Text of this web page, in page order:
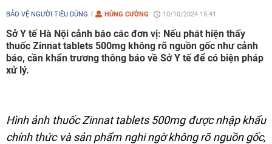
BẢO VỆ NGƯỜI TIÊU DÙNG HÙNG CƯỜNG 10/10/2024 15:41
Sở Y tế Hà Nội cảnh báo các đơn vị: Nếu phát hiện thấy
thuốc Zinnat tablets 500mg không rõ nguồn gốc như cảnh
báo, cần khẩn trương thông báo về Sở Y tế để có biện pháp
xử lý.
Hình ảnh thuốc Zinnat tablets 500mg được nhập khẩu
chính thức và sản phẩm nghi ngờ không rõ nguồn gốc,